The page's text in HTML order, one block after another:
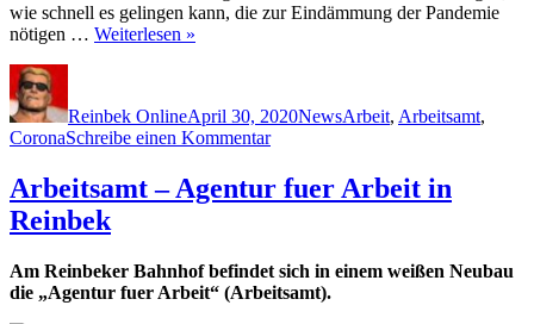
wie schnell es gelingen kann, die zur Eindämmung der Pandemie
nötigen … Weiterlesen »
Reinbek OnlineApril 30, 2020NewsArbeit, Arbeitsamt,
CoronaSchreibe einen Kommentarzu
Krise
schlägt
Arbeitsmarkt-
Statistik
Arbeitsamt – Agentur fuer Arbeit in
Reinbek
Am Reinbeker Bahnhof befindet sich in einem weißen Neubau
die „Agentur fuer Arbeit“ (Arbeitsamt).